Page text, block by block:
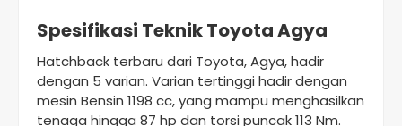
Spesifikasi Teknik Toyota Agya
Hatchback terbaru dari Toyota, Agya, hadir
dengan 5 varian. Varian tertinggi hadir dengan
mesin Bensin 1198 cc, yang mampu menghasilkan
tenaga hingga 87 hp dan torsi puncak 113 Nm.